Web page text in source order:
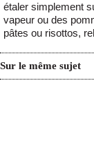
étaler simplement
vapeur ou des
pâtes ou risottos,
Sur le même sujet